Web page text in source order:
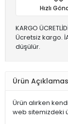
Hızlı
KARGO
Ücretsiz kargo.
düşülür.
Ürün
Ürün alırken
web sitemizdeki